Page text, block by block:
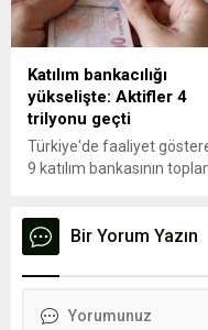
Katılım bankacılığı
yükselişte: Aktifler 4
trilyonu geçti
Türkiye'de faaliyet
9 katılım bankasının
320 milyar liraya yükseldi.
Bir Yorum Yazın